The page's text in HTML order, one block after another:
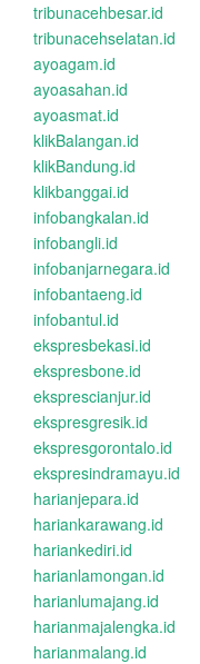
tribunacehbesar.id
tribunacehselatan.id
ayoagam.id
ayoasahan.id
ayoasmat.id
klikBalangan.id
klikBandung.id
klikbanggai.id
infobangkalan.id
infobangli.id
infobanjarnegara.id
infobantaeng.id
infobantul.id
ekspresbekasi.id
ekspresbone.id
eksprescianjur.id
ekspresgresik.id
ekspresgorontalo.id
ekspresindramayu.id
harianjepara.id
hariankarawang.id
hariankediri.id
harianlamongan.id
harianlumajang.id
harianmajalengka.id
harianmalang.id